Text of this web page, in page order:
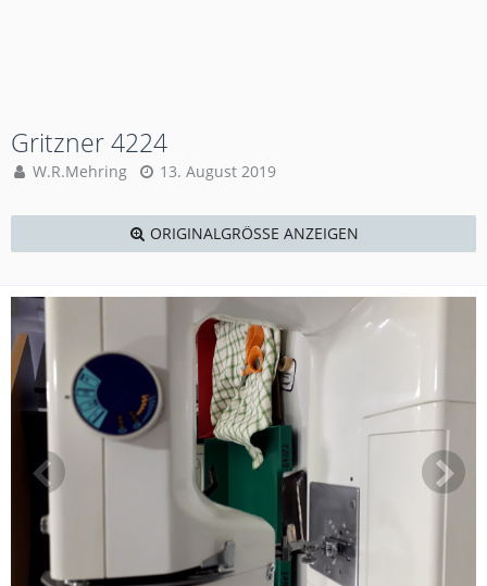
Gritzner 4224
W.R.Mehring 13. August 2019
ORIGINALGRÖSSE ANZEIGEN